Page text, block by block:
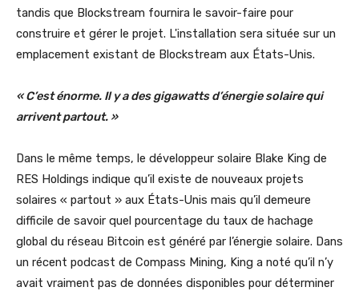
tandis que Blockstream fournira le savoir-faire pour
construire et gérer le projet. L'installation sera située sur un
emplacement existant de Blockstream aux États-Unis.
« C’est énorme. Il y a des gigawatts d’énergie solaire qui
arrivent partout. »
Dans le même temps, le développeur solaire Blake King de
RES Holdings indique qu’il existe de nouveaux projets
solaires « partout » aux États-Unis mais qu’il demeure
difficile de savoir quel pourcentage du taux de hachage
global du réseau Bitcoin est généré par l’énergie solaire. Dans
un récent podcast de Compass Mining, King a noté qu’il n’y
avait vraiment pas de données disponibles pour déterminer